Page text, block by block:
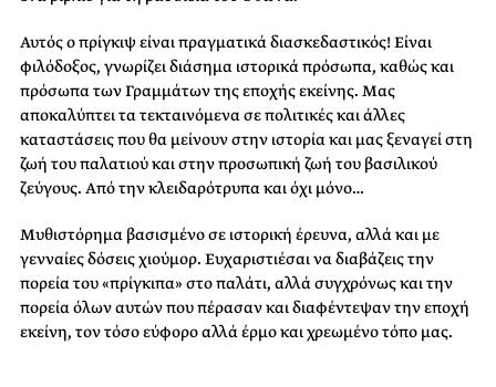
Αυτός ο πρίγκιψ είναι πραγματικά διασκεδαστικός! Είναι
φιλόδοξος, γνωρίζει διάσημα ιστορικά πρόσωπα, καθώς και
πρόσωπα των Γραμμάτων της εποχής εκείνης. Μας
αποκαλύπτει τα τεκταινόμενα σε πολιτικές και άλλες
καταστάσεις που θα μείνουν στην ιστορία και μας ξεναγεί στη
ζωή του παλατιού και στην προσωπική ζωή του βασιλικού
ζεύγους. Από την κλειδαρότρυπα και όχι μόνο…
Μυθιστόρημα βασισμένο σε ιστορική έρευνα, αλλά και με
γενναίες δόσεις χιούμορ. Ευχαριστιέσαι να διαβάζεις την
πορεία του «πρίγκιπα» στο παλάτι, αλλά συγχρόνως και την
πορεία όλων αυτών που πέρασαν και διαφέντεψαν την εποχή
εκείνη, τον τόσο εύφορο αλλά έρμο και χρεωμένο τόπο μας.